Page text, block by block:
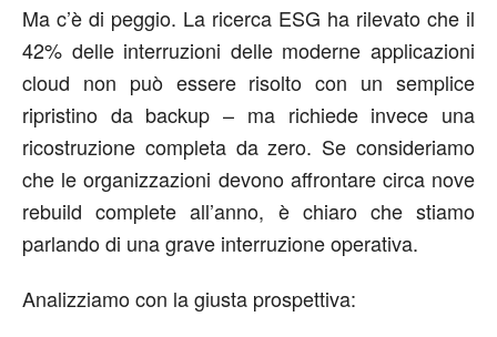
Ma c’è di peggio. La ricerca ESG ha rilevato che il
42% delle interruzioni delle moderne applicazioni
cloud non può essere risolto con un semplice
ripristino da backup – ma richiede invece una
ricostruzione completa da zero. Se consideriamo
che le organizzazioni devono affrontare circa nove
rebuild complete all’anno, è chiaro che stiamo
parlando di una grave interruzione operativa.
Analizziamo con la giusta prospettiva: